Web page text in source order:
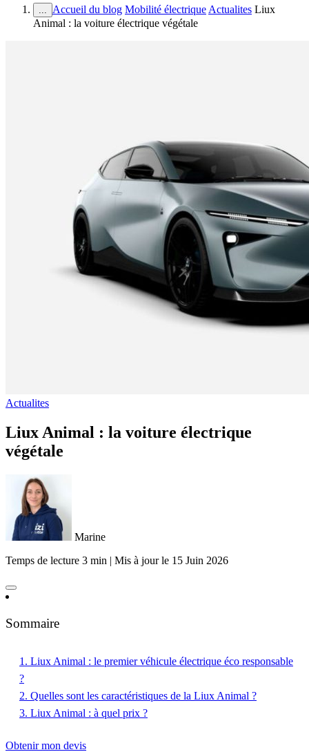
... Accueil du blog Mobilité électrique Actualites Liux
Animal : la voiture électrique végétale
Actualites
Liux Animal : la voiture électrique
végétale
Marine
Temps de lecture 3 min | Mis à jour le 15 Juin 2026
Sommaire
1. Liux Animal : le premier véhicule électrique éco responsable
?
2. Quelles sont les caractéristiques de la Liux Animal ?
3. Liux Animal : à quel prix ?
Obtenir mon devis